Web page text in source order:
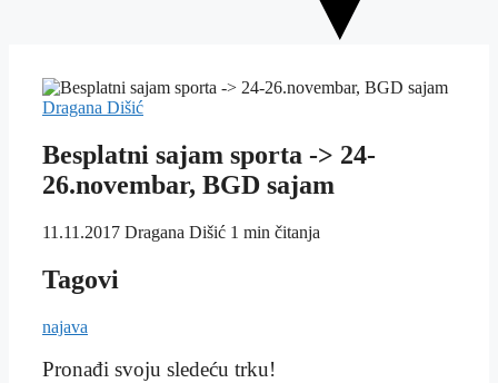
Dragana Dišić
Besplatni sajam sporta -> 24-
26.novembar, BGD sajam
11.11.2017 Dragana Dišić 1 min čitanja
Tagovi
najava
Pronađi svoju sledeću trku!